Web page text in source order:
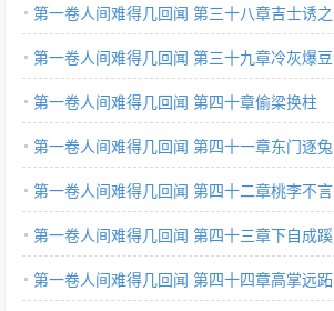
第一卷人间难得几回闻 第三十八章吉士诱之
第一卷人间难得几回闻 第三十九章冷灰爆豆
第一卷人间难得几回闻 第四十章偷梁换柱
第一卷人间难得几回闻 第四十一章东门逐兔
第一卷人间难得几回闻 第四十二章桃李不言
第一卷人间难得几回闻 第四十三章下自成蹊
第一卷人间难得几回闻 第四十四章高掌远跖